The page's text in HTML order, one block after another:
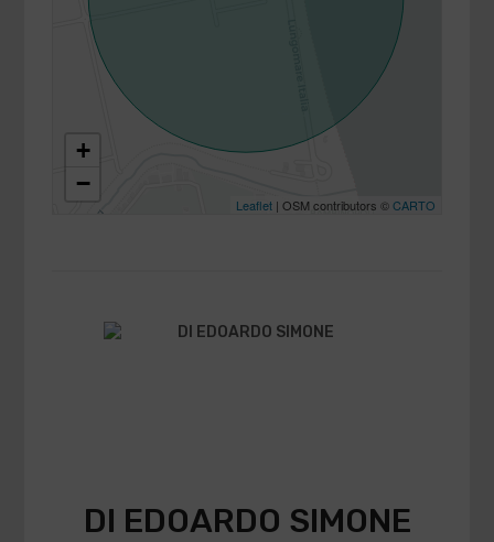
+
−
Leaflet| OSM contributors ©CARTO
DI EDOARDO SIMONE